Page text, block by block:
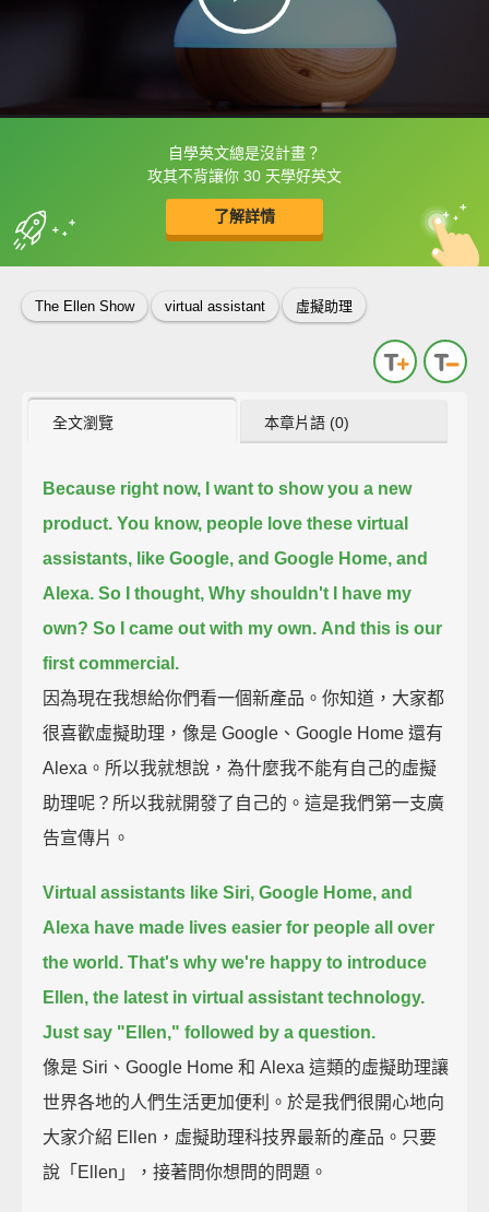
自學英文總是沒計畫？
攻其不背讓你 30 天學好英文
了解詳情
框選或點兩下字幕可以直接查字典喔！
收錄佳句 中
英
The Ellen Show virtual assistant 虛擬助理
全文瀏覽 本章片語 (0)
Because right now, I want to show you a new
product. You know, people love these virtual
assistants, like Google, and Google Home, and
Alexa. So I thought, Why shouldn't I have my
own? So I came out with my own. And this is our
first commercial.
因為現在我想給你們看一個新產品。你知道，大家都
很喜歡虛擬助理，像是 Google、Google Home 還有
Alexa。所以我就想說，為什麼我不能有自己的虛擬
助理呢？所以我就開發了自己的。這是我們第一支廣
告宣傳片。
Virtual assistants like Siri, Google Home, and
Alexa have made lives easier for people all over
the world. That's why we're happy to introduce
Ellen, the latest in virtual assistant technology.
Just say "Ellen," followed by a question.
像是 Siri、Google Home 和 Alexa 這類的虛擬助理讓
世界各地的人們生活更加便利。於是我們很開心地向
大家介紹 Ellen，虛擬助理科技界最新的產品。只要
說「Ellen」，接著問你想問的問題。